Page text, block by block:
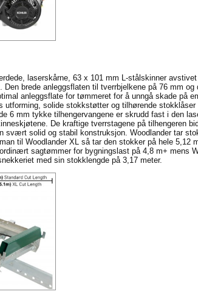
laserskårne, 63 x 101 mm L-stålskinner
brede anleggsflaten til tverrbjelkene på 76 mm og
anleggsflate for tømmeret for å unngå skade på
utforming, solide stokkstøtter og tilhørende stokklåser
6 mm tykke tilhengervangene er skrudd fast i den
De kraftige tverrstagene på tilhengeren
svært solid og stabil konstruksjon. Woodlander tar
til Woodlander XL så tar den stokker på hele 5,12
sagtømmer for bygningslast på 4,8 m+ mens
med sin stokklengde på 3,17 meter.